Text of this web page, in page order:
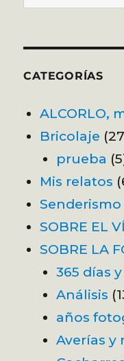
por:
CATEGORÍAS
ALCORLO,
Bricolaje
prueba
Mis relatos
Senderismo
SOBRE EL
SOBRE LA
365 días
Análisis
años
Averías y